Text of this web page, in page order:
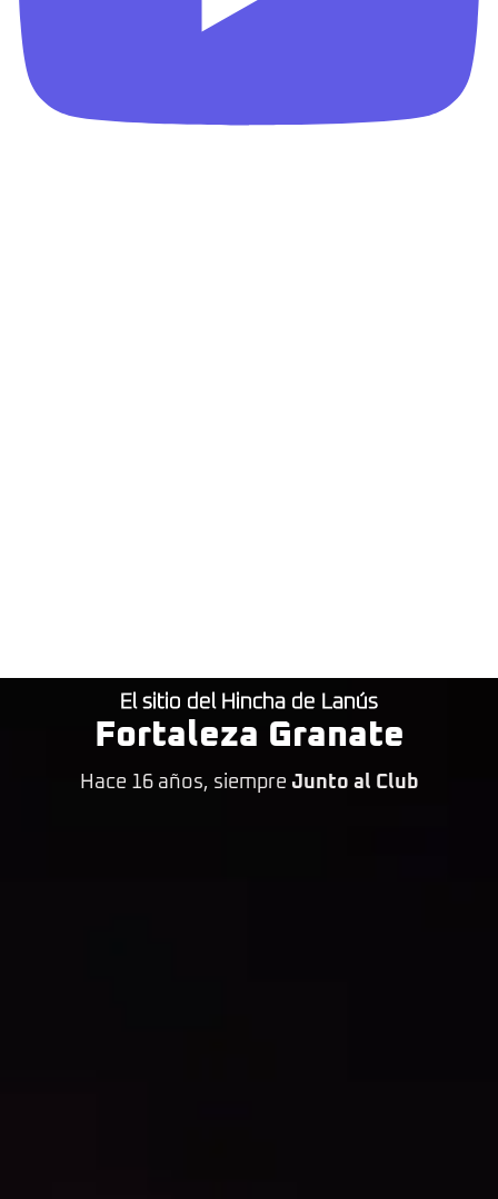
El sitio del Hincha de Lanús
Fortaleza Granate
Hace 16 años, siempre Junto al Club